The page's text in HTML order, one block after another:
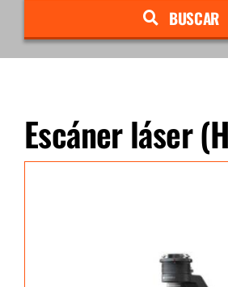
BUSCAR
Escáner láser